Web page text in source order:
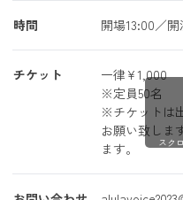
時間 開場13:00／開
チケット
一律¥1,000
※定員50名
※チケットは
お願い致しま
ます。
スク